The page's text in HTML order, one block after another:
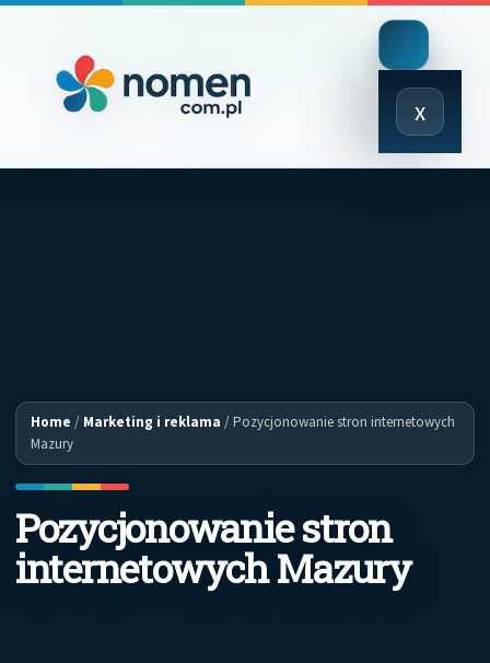
x
Close
Menu
Home / Marketing i reklama /Pozycjonowanie stron internetowych
Mazury
Pozycjonowanie stron
internetowych Mazury